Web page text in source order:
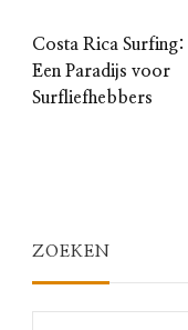
Costa Rica Surfing:
Een Paradijs voor
Surfliefhebbers
ZOEKEN